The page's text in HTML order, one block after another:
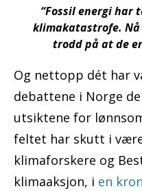
“Fossil energi har
klimakatastrofe.
trodd på at de
Og nettopp dét har
debattene i Norge
utsiktene for
feltet har skutt i
klimaforskere og
klimaaksjon, i en